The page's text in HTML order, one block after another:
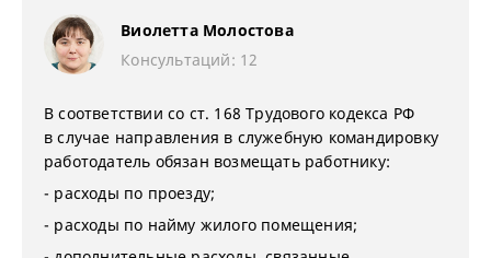
Виолетта Молостова
Консультаций: 12
В соответствии со ст. 168 Трудового кодекса РФ
в случае направления в служебную командировку
работодатель обязан возмещать работнику:
- расходы по проезду;
- расходы по найму жилого помещения;